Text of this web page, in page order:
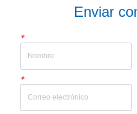
Enviar
*
*